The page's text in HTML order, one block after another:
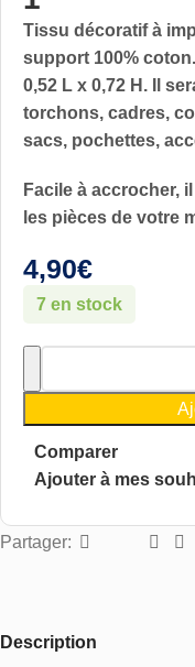
Tissu décoratif à
support 100%
0,52 L x 0,72 H. Il
torchons, cadres,
sacs, pochettes,
Facile à accrocher,
les pièces de votre
4,90€
7 en stock
Comparer
Ajouter à mes
Partager:
Description